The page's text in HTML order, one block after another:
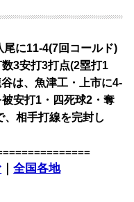
尾に11-4(7回コールド)
3安打3打点(2塁打1
は、魚津工・上市に4-
安打1・四死球2・奪
相手打線を完封し
｜全国各地